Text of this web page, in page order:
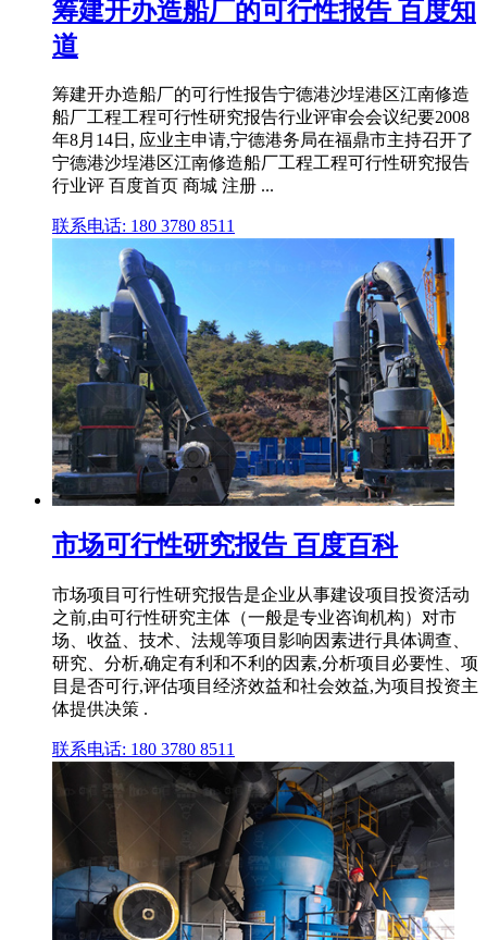
筹建开办造船厂的可行性报告 百度知
道
筹建开办造船厂的可行性报告宁德港沙埕港区江南修造
船厂工程工程可行性研究报告行业评审会会议纪要2008
年8月14日, 应业主申请,宁德港务局在福鼎市主持召开了
宁德港沙埕港区江南修造船厂工程工程可行性研究报告
行业评 百度首页 商城 注册 ...
联系电话: 180 3780 8511
市场可行性研究报告 百度百科
市场项目可行性研究报告是企业从事建设项目投资活动
之前,由可行性研究主体（一般是专业咨询机构）对市
场、收益、技术、法规等项目影响因素进行具体调查、
研究、分析,确定有利和不利的因素,分析项目必要性、项
目是否可行,评估项目经济效益和社会效益,为项目投资主
体提供决策 .
联系电话: 180 3780 8511